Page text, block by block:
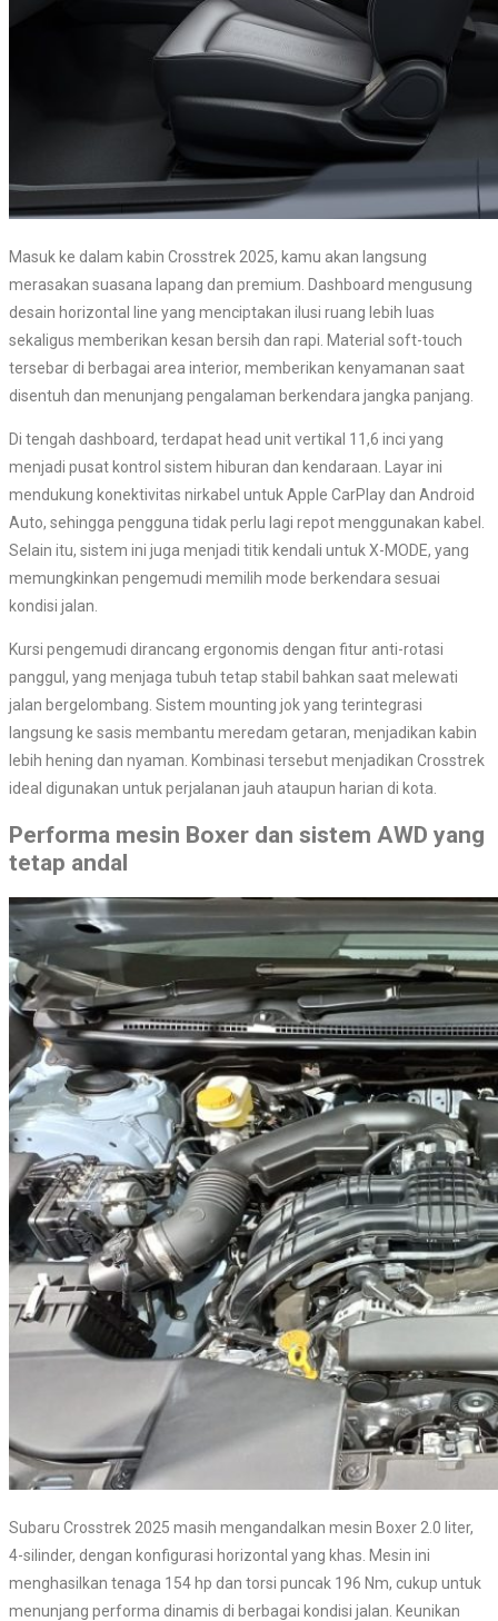
Masuk ke dalam kabin Crosstrek 2025, kamu akan langsung
merasakan suasana lapang dan premium. Dashboard mengusung
desain horizontal line yang menciptakan ilusi ruang lebih luas
sekaligus memberikan kesan bersih dan rapi. Material soft-touch
tersebar di berbagai area interior, memberikan kenyamanan saat
disentuh dan menunjang pengalaman berkendara jangka panjang.
Di tengah dashboard, terdapat head unit vertikal 11,6 inci yang
menjadi pusat kontrol sistem hiburan dan kendaraan. Layar ini
mendukung konektivitas nirkabel untuk Apple CarPlay dan Android
Auto, sehingga pengguna tidak perlu lagi repot menggunakan kabel.
Selain itu, sistem ini juga menjadi titik kendali untuk X-MODE, yang
memungkinkan pengemudi memilih mode berkendara sesuai
kondisi jalan.
Kursi pengemudi dirancang ergonomis dengan fitur anti-rotasi
panggul, yang menjaga tubuh tetap stabil bahkan saat melewati
jalan bergelombang. Sistem mounting jok yang terintegrasi
langsung ke sasis membantu meredam getaran, menjadikan kabin
lebih hening dan nyaman. Kombinasi tersebut menjadikan Crosstrek
ideal digunakan untuk perjalanan jauh ataupun harian di kota.
Performa mesin Boxer dan sistem AWD yang
tetap andal
Subaru Crosstrek 2025 masih mengandalkan mesin Boxer 2.0 liter,
4-silinder, dengan konfigurasi horizontal yang khas. Mesin ini
menghasilkan tenaga 154 hp dan torsi puncak 196 Nm, cukup untuk
menunjang performa dinamis di berbagai kondisi jalan. Keunikan